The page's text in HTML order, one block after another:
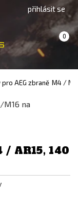
přihlásit se
Košík 0
(prázdný)
AEG zbraně M4 /
AR15, 140